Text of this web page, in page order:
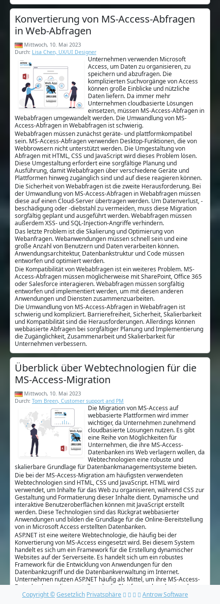
Konvertierung von MS-Access-Abfragen
in Web-Abfragen
Mittwoch, 10. Mai 2023
Durch: Lisa Chen, UX/UI Designer
Unternehmen verwenden Microsoft
Access, um Daten zu organisieren, zu
speichern und abzufragen. Die
komplizierten Suchvorgänge von Access
können große Einblicke und nützliche
Daten liefern. Da immer mehr
Unternehmen cloudbasierte Lösungen
einsetzen, müssen MS-Access-Abfragen in
Webabfragen umgewandelt werden. Die Umwandlung von MS-
Access-Abfragen in Webabfragen ist schwierig.
Webabfragen müssen zunächst geräte- und plattformkompatibel
sein. MS-Access-Abfragen verwenden Desktop-Funktionen, die von
Webbrowsern nicht unterstützt werden. Die Umgestaltung von
Abfragen mit HTML, CSS und JavaScript wird dieses Problem lösen.
Diese Umgestaltung erfordert eine sorgfältige Planung und
Ausführung, damit Webabfragen über verschiedene Geräte und
Plattformen hinweg zugänglich sind und auf diese reagieren können.
Die Sicherheit von Webabfragen ist die zweite Herausforderung. Bei
der Umwandlung von MS-Access-Abfragen in Webabfragen müssen
diese auf einen Cloud-Server übertragen werden. Um Datenverlust, -
beschädigung oder -diebstahl zu vermeiden, muss diese Migration
sorgfältig geplant und ausgeführt werden. Webabfragen müssen
außerdem XSS- und SQL-Injection-Angriffe verhindern.
Das letzte Problem ist die Skalierung und Optimierung von
Webanfragen. Webanwendungen müssen schnell sein und eine
große Anzahl von Benutzern und Daten verarbeiten können.
Anwendungsarchitektur, Datenbankstruktur und Code müssen
entworfen und optimiert werden.
Die Kompatibilität von Webabfragen ist ein weiteres Problem. MS-
Access-Abfragen müssen möglicherweise mit SharePoint, Office 365
oder Salesforce interagieren. Webabfragen müssen sorgfältig
entworfen und implementiert werden, um mit diesen anderen
Anwendungen und Diensten zusammenzuarbeiten.
Die Umwandlung von MS-Access-Abfragen in Webabfragen ist
schwierig und kompliziert. Barrierefreiheit, Sicherheit, Skalierbarkeit
und Kompatibilität sind die Herausforderungen. Allerdings können
webbasierte Abfragen bei sorgfältiger Planung und Implementierung
die Zugänglichkeit, Zusammenarbeit und Skalierbarkeit für
Unternehmen verbessern.
Überblick über Webtechnologien für die
MS-Access-Migration
Mittwoch, 10. Mai 2023
Durch: Tom Breen, Customer support and PM
Die Migration von MS-Access auf
webbasierte Plattformen wird immer
wichtiger, da Unternehmen zunehmend
cloudbasierte Lösungen nutzen. Es gibt
eine Reihe von Möglichkeiten für
Unternehmen, die ihre MS-Access-
Datenbanken ins Web verlagern wollen, da
Webtechnologien eine robuste und
skalierbare Grundlage für Datenbankmanagementsysteme bieten.
Die bei der MS-Access-Migration am häufigsten verwendeten
Webtechnologien sind HTML, CSS und JavaScript. HTML wird
verwendet, um Inhalte für das Web zu organisieren, während CSS zur
Gestaltung und Formatierung dieser Inhalte dient. Dynamische und
interaktive Benutzeroberflächen können mit JavaScript erstellt
werden. Diese Technologien sind das Rückgrat webbasierter
Anwendungen und bilden die Grundlage für die Online-Bereitstellung
von in Microsoft Access erstellten Datenbanken.
ASP.NET ist eine weitere Webtechnologie, die häufig bei der
Konvertierung von MS-Access eingesetzt wird. Bei diesem System
handelt es sich um ein Framework für die Erstellung dynamischer
Websites auf der Serverseite. Es handelt sich um ein robustes
Framework für die Entwicklung von Anwendungen für den
Datenbankzugriff und die Datenbankverwaltung im Internet.
Unternehmen nutzen ASP.NET häufig als Mittel, um ihre MS-Access-
Datenbanken online zu stellen, da die Plattform sehr robust und
anpassungsfähig ist.
Copyright ©Gesetzlich Privatsphäre Antrow Software